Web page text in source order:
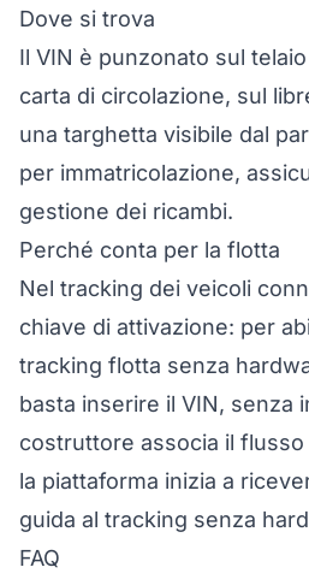
Dove si trova
Il VIN è punzonato sul
carta di circolazione, sul
una targhetta visibile dal
per immatricolazione,
gestione dei ricambi.
Perché conta per la flotta
Nel tracking dei veicoli
chiave di attivazione: per
tracking flotta senza
basta inserire il VIN, senza
costruttore associa il
la piattaforma inizia a
guida al tracking senza
FAQ